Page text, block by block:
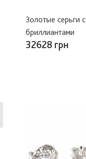
Золотые серьги с
бриллиантами
32628 грн